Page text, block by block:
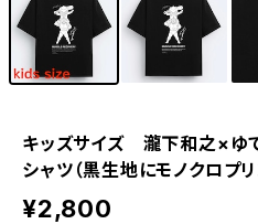
キッズサイズ 瀧下和之×ゆ
シャツ（黒生地にモノクロプリ
¥2,800